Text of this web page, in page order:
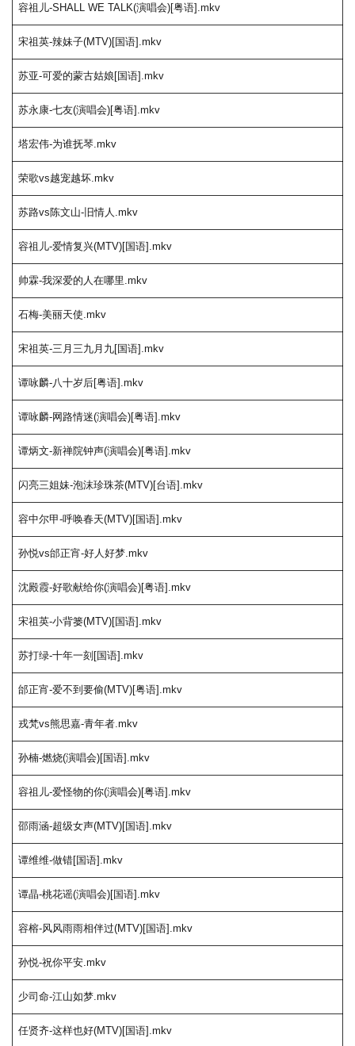
容祖儿-SHALL WE TALK(演唱会)[粤语].mkv
宋祖英-辣妹子(MTV)[国语].mkv
苏亚-可爱的蒙古姑娘[国语].mkv
苏永康-七友(演唱会)[粤语].mkv
塔宏伟-为谁抚琴.mkv
荣歌vs越宠越坏.mkv
苏路vs陈文山-旧情人.mkv
容祖儿-爱情复兴(MTV)[国语].mkv
帅霖-我深爱的人在哪里.mkv
石梅-美丽天使.mkv
宋祖英-三月三九月九[国语].mkv
谭咏麟-八十岁后[粤语].mkv
谭咏麟-网路情迷(演唱会)[粤语].mkv
谭炳文-新禅院钟声(演唱会)[粤语].mkv
闪亮三姐妹-泡沫珍珠茶(MTV)[台语].mkv
容中尔甲-呼唤春天(MTV)[国语].mkv
孙悦vs邰正宵-好人好梦.mkv
沈殿霞-好歌献给你(演唱会)[粤语].mkv
宋祖英-小背篓(MTV)[国语].mkv
苏打绿-十年一刻[国语].mkv
邰正宵-爱不到要偷(MTV)[粤语].mkv
戎梵vs熊思嘉-青年者.mkv
孙楠-燃烧(演唱会)[国语].mkv
容祖儿-爱怪物的你(演唱会)[粤语].mkv
邵雨涵-超级女声(MTV)[国语].mkv
谭维维-做错[国语].mkv
谭晶-桃花谣(演唱会)[国语].mkv
容榕-风风雨雨相伴过(MTV)[国语].mkv
孙悦-祝你平安.mkv
少司命-江山如梦.mkv
任贤齐-这样也好(MTV)[国语].mkv